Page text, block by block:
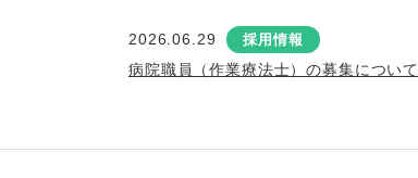
2026.06.29 採用情報
病院職員（作業療法士）の募集について